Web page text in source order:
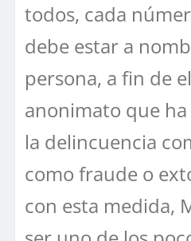
todos, cada
debe estar a
persona, a fin de
anonimato que
la delincuencia
como fraude o
con esta medida,